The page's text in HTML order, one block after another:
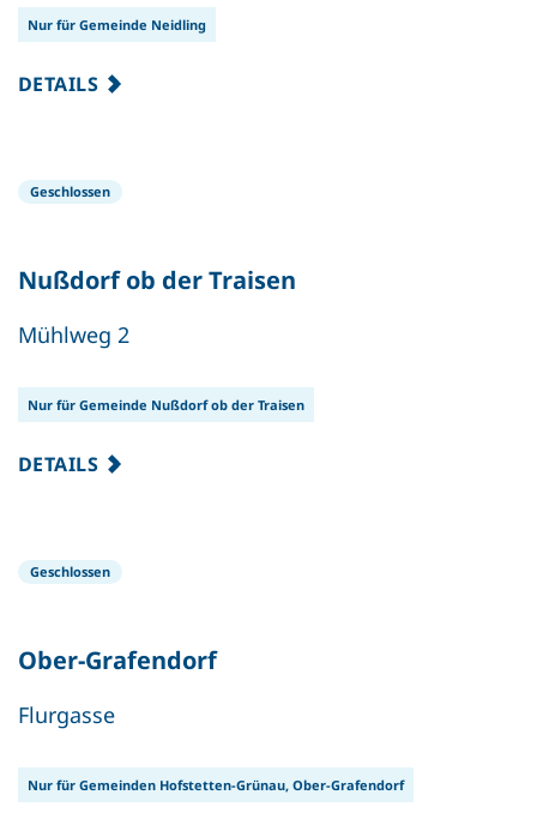
Nur für Gemeinde Neidling
DETAILS
Geschlossen
Nußdorf ob der Traisen
Mühlweg 2
Nur für Gemeinde Nußdorf ob der Traisen
DETAILS
Geschlossen
Ober-Grafendorf
Flurgasse
Nur für Gemeinden Hofstetten-Grünau, Ober-Grafendorf